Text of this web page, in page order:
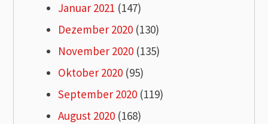
Januar 2021 (147)
Dezember 2020 (130)
November 2020 (135)
Oktober 2020 (95)
September 2020 (119)
August 2020 (168)